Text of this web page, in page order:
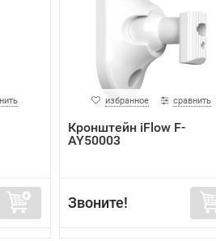
избранное сравнить
Кронштейн iFlow F-
AY50003
Звоните!